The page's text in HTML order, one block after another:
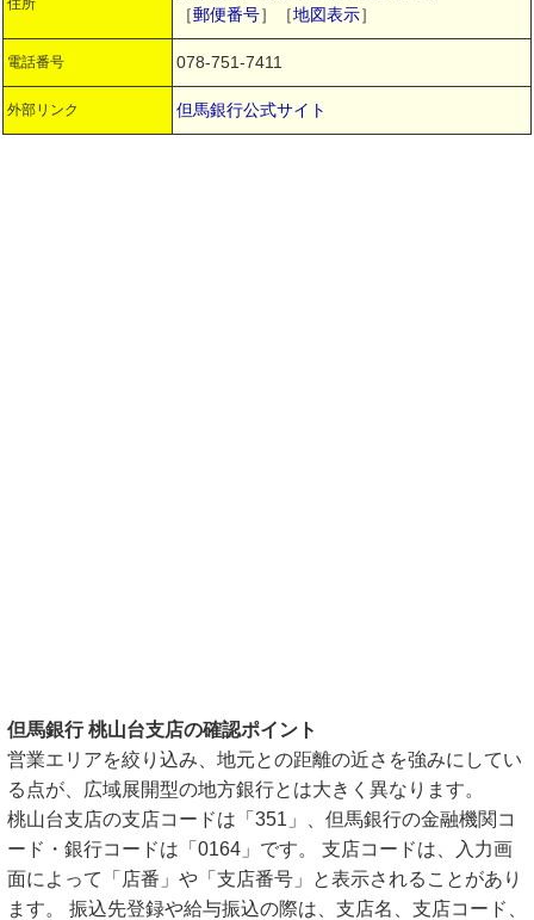
住所
［郵便番号］［地図表示］
電話番号 078-751-7411
外部リンク 但馬銀行公式サイト
但馬銀行 桃山台支店の確認ポイント
営業エリアを絞り込み、地元との距離の近さを強みにしてい
る点が、広域展開型の地方銀行とは大きく異なります。
桃山台支店の支店コードは「351」、但馬銀行の金融機関コ
ード・銀行コードは「0164」です。 支店コードは、入力画
面によって「店番」や「支店番号」と表示されることがあり
ます。 振込先登録や給与振込の際は、支店名、支店コード、